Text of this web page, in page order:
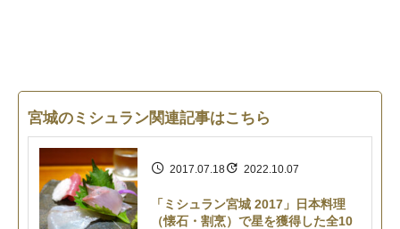
宮城のミシュラン関連記事はこちら
2017.07.18 2022.10.07
「ミシュラン宮城 2017」日本料理
（懐石・割烹）で星を獲得した全10